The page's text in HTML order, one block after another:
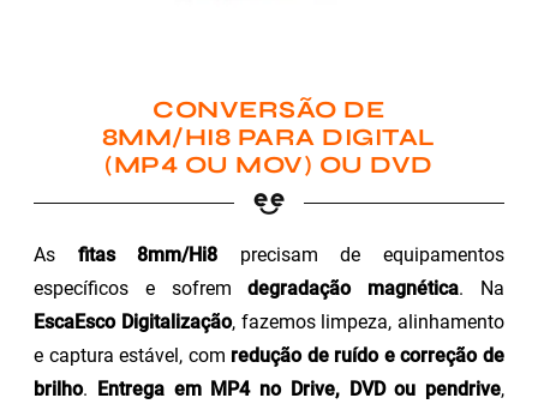
CONVERSÃO DE
8MM/HI8 PARA DIGITAL
(MP4 OU MOV) OU DVD
As fitas 8mm/Hi8 precisam de equipamentos
específicos e sofremdegradação magnética. Na
EscaEsco Digitalização, fazemos limpeza, alinhamento
e captura estável, com redução de ruído e correção de
brilho. Entrega em MP4 no Drive, DVD ou pendrive,